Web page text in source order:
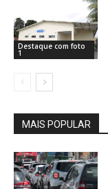
Destaque com foto
1
MAIS POPULAR